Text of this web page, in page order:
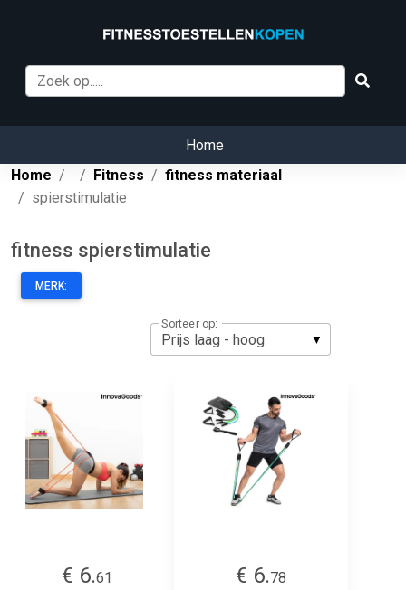
Home
Home
Fitness
fitness materiaal
spierstimulatie
fitness spierstimulatie
MERK:
Sorteer op:
€ 6.61
€ 6.78